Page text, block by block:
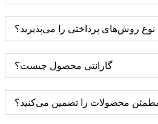
نوع روش‌های پرداختی را می‌پذیرید؟
گارانتی محصول چیست؟
مطمئن محصولات را تضمین می‌کنید؟